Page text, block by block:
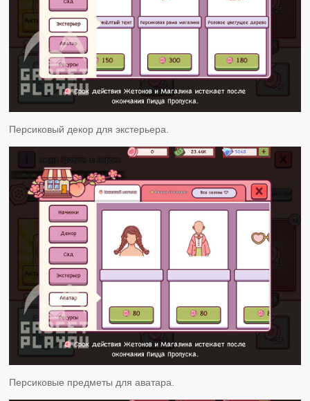
Персиковый декор для экстерьера.
Персиковые предметы для аватара.